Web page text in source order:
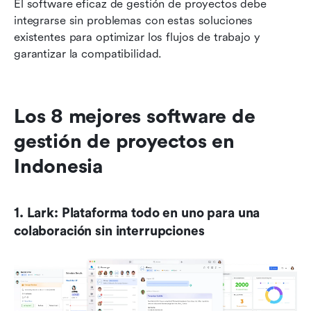
El software eficaz de gestión de proyectos debe
integrarse sin problemas con estas soluciones
existentes para optimizar los flujos de trabajo y
garantizar la compatibilidad.
Los 8 mejores software de
gestión de proyectos en
Indonesia
1. Lark: Plataforma todo en uno para una
colaboración sin interrupciones